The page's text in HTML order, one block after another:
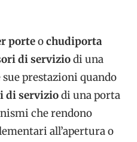
porteochudiporta
di serviziodi una
prestazioni quando
di serviziodi una porta
che rendono
all’apertura o